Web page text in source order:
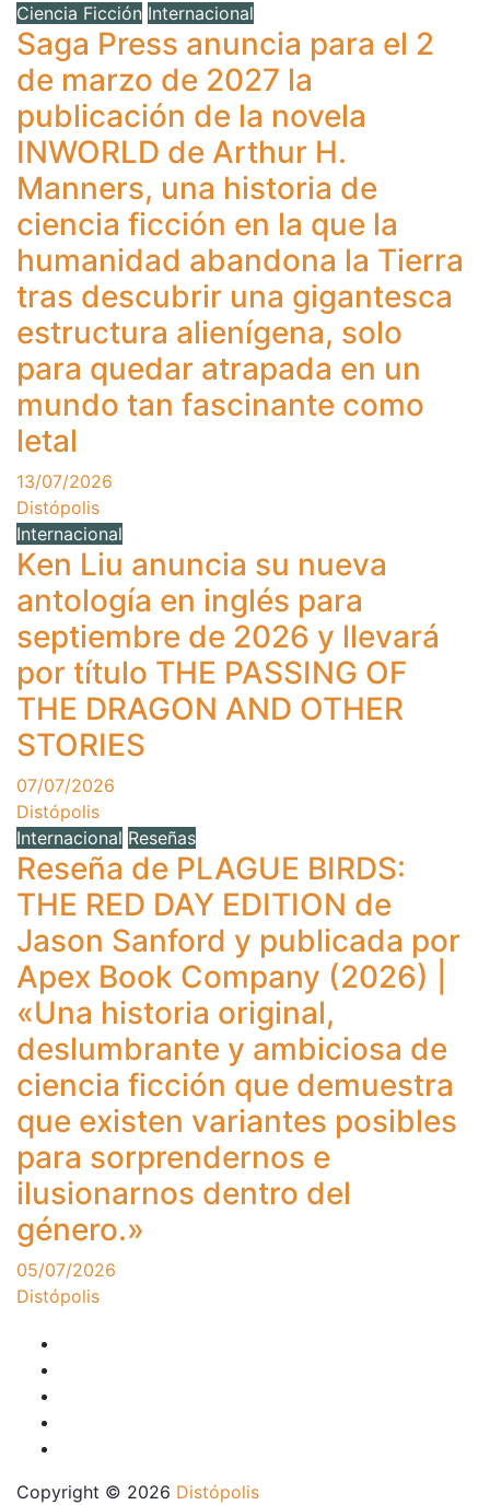
Ciencia Ficción Internacional
Saga Press anuncia para el 2
de marzo de 2027 la
publicación de la novela
INWORLD de Arthur H.
Manners, una historia de
ciencia ficción en la que la
humanidad abandona la Tierra
tras descubrir una gigantesca
estructura alienígena, solo
para quedar atrapada en un
mundo tan fascinante como
letal
13/07/2026
Distópolis
Internacional
Ken Liu anuncia su nueva
antología en inglés para
septiembre de 2026 y llevará
por título THE PASSING OF
THE DRAGON AND OTHER
STORIES
07/07/2026
Distópolis
Internacional Reseñas
Reseña de PLAGUE BIRDS:
THE RED DAY EDITION de
Jason Sanford y publicada por
Apex Book Company (2026) |
«Una historia original,
deslumbrante y ambiciosa de
ciencia ficción que demuestra
que existen variantes posibles
para sorprendernos e
ilusionarnos dentro del
género.»
05/07/2026
Distópolis
Copyright © 2026 Distópolis